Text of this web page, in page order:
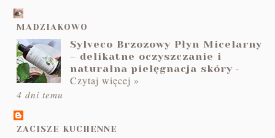
MADZIAKOWO
Sylveco Brzozowy Płyn Micelarny
– delikatne oczyszczanie i
naturalna pielęgnacja skóry -
Czytaj więcej »
4 dni temu
ZACISZE KUCHENNE